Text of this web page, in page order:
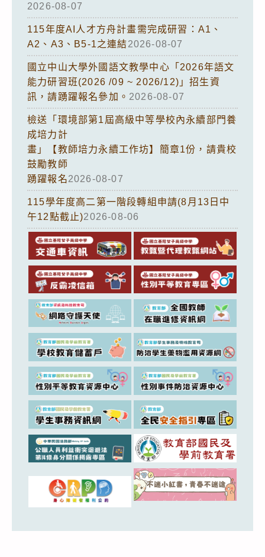
2026-08-07
115年度AI人才方舟計畫需完成研習：A1、
A2、A3、B5-1之連結2026-08-07
國立中山大學外國語文教學中心「2026年語文
能力研習班(2026 /09 ~ 2026/12)」招生資
訊，請踴躍報名參加。 2026-08-07
檢送「環境部第1屆高級中等學校內永續部門養
成培力計
畫」【教師培力永續工作坊】簡章1份，請貴校
鼓勵教師
踴躍報名2026-08-07
115學年度高二第一階段轉組申請(8月13日中
午12點截止)2026-08-06